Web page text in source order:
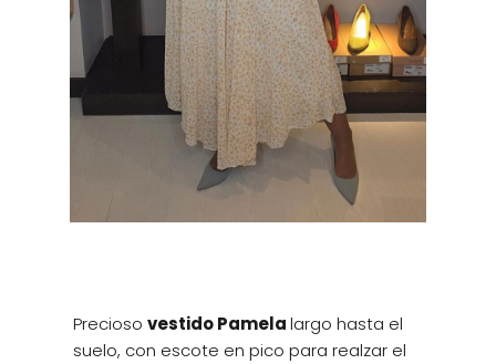
Preciosovestido Pamelalargo hasta el
suelo, con escote en pico para realzar el